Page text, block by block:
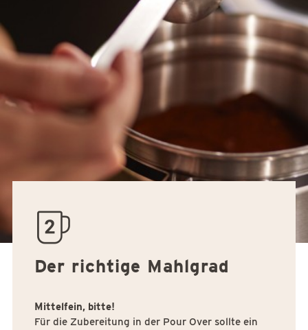
quantity02
Der richtige Mahlgrad
Mittelfein, bitte!
Für die Zubereitung in der Pour Over sollte ein